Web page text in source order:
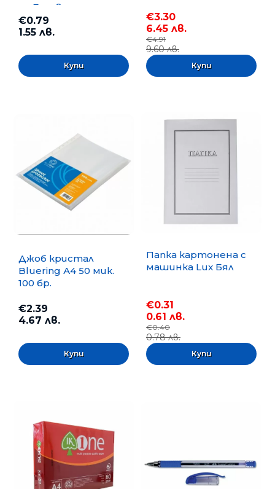
m, Безцветна
€0.79
1.55 лв.
€3.30
6.45 лв.
€4.91
9.60 лв.
Джоб кристал
Bluering А4 50 мик.
100 бр.
€2.39
4.67 лв.
Папка картонена с
машинка Lux Бял
€0.31
0.61 лв.
€0.40
0.78 лв.